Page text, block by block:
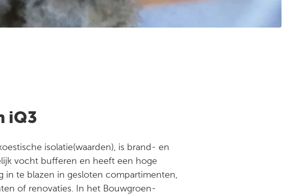
iQ3
isolatie(waarden), is brand- en
vocht bufferen en heeft een hoge
in te blazen in gesloten compartimenten,
of renovaties. In het Bouwgroen-